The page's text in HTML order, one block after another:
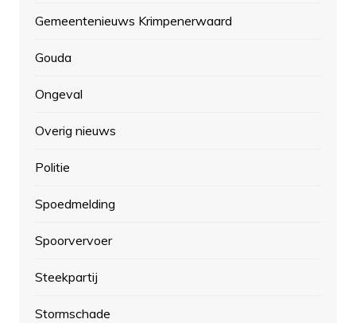
Gemeentenieuws Krimpenerwaard
Gouda
Ongeval
Overig nieuws
Politie
Spoedmelding
Spoorvervoer
Steekpartij
Stormschade